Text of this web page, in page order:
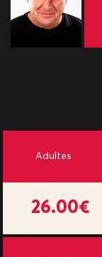
Adultes
26.00€